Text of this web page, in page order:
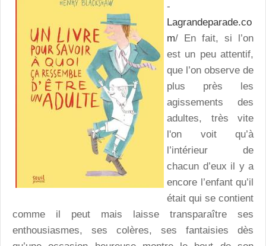
-
Lagrandeparade.co
m/ En fait, si l’on
est un peu attentif,
que l’on observe de
plus près les
agissements des
adultes, très vite
l'on voit qu’à
l’intérieur de
chacun d’eux il y a
encore l’enfant qu’il
était qui se contient
comme il peut mais laisse transparaître ses
enthousiasmes, ses colères, ses fantaisies dès